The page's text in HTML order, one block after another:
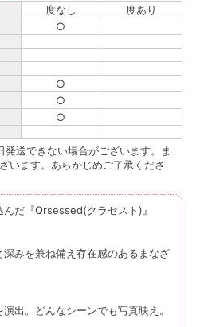
度なし 度あり
○
○
○
○
送できない場合がございます。ま
います。あらかじめご了承くださ
だ『Qrsessed(クラセスト)』
みを兼ね備え存在感のあるまなざ
出。どんなシーンでも写真映え。